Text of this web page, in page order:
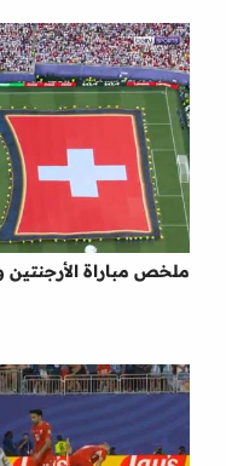
ملخص مباراة الأرجنتين وسويسرا